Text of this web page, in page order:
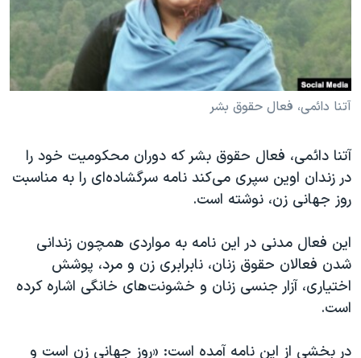
فرهنگ و زندگی
حقوق شهروندی
اقتصادی
علم و فناوری
گالری عکس
آرشیو پخش زنده
انتخابات ریاست جمهوری آمریکا ۲۰۲۴
حمله جمهوری اسلامی به اسرائیل
رمز مهسا
اعتراضات زن، زندگی، آزادی
مجموعه مستندهای دادخواهی
دادگاه حمید نوری
چهل سال گروگان‌گیری
قانون شفافیت دارائی کادر رهبری ایران
آتنا دائمی، فعال حقوق بشر
آتنا دائمی، فعال حقوق بشر که دوران محکومیت خود را
در زندان اوین سپری می‌کند نامه سرگشاده‌ای را به مناسبت
روز جهانی زن، نوشته است.
این فعال مدنی در این نامه به مواردی همچون زندانی
شدن فعالان حقوق زنان، نابرابری زن و مرد، پوشش
اختیاری، آزار جنسی زنان و خشونت‌های خانگی اشاره کرده
است.
در بخشی از این نامه آمده است: «روز جهانی زن است و